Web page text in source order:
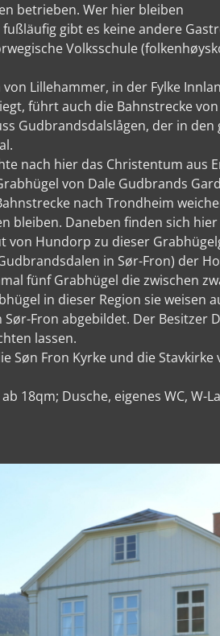
betrieben. Wer hier bleiben
gibt es keine andere
Volksschule
Lillehammer, in der Fylke
führt auch die Bahnstrecke
Gudbrandsdalslågen, der in
nach hier das Christentum
von Dale Gudbrands
nach Trondheim
bleiben. Daneben finden sich
von Hundorp zu dieser
in Sør-Fron) der
fünf Grabhügel die zwischen
in dieser Region sie weisen
Fron abgebildet. Der Besitzer
lassen.
Søn Fron Kyrke und die Stavkirke
18qm; Dusche, eigenes WC, W-